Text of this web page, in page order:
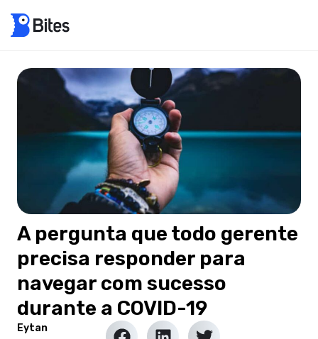
A pergunta que todo gerente
precisa responder para
navegar com sucesso
durante a COVID-19
Eytan